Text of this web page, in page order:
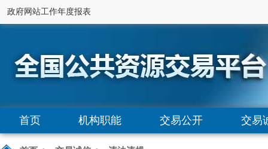
政府网站工作年度报表
首页 机构职能 交易公开 交易